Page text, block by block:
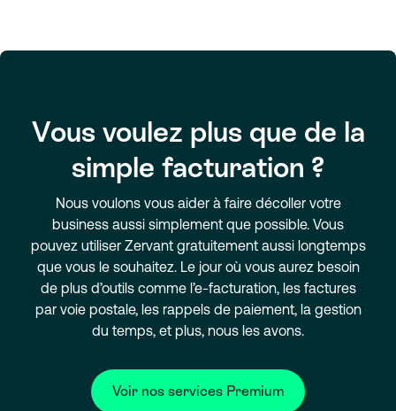
Vous voulez plus que de la
simple facturation ?
Nous voulons vous aider à faire décoller votre
business aussi simplement que possible. Vous
pouvez utiliser Zervant gratuitement aussi longtemps
que vous le souhaitez. Le jour où vous aurez besoin
de plus d’outils comme l’e-facturation, les factures
par voie postale, les rappels de paiement, la gestion
du temps, et plus, nous les avons.
Voir nos services Premium